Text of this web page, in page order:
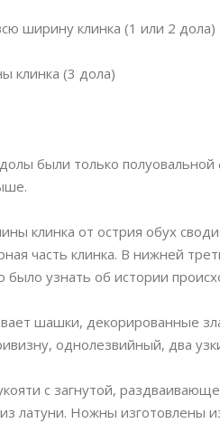
ширину клинка (1 или 2 дола)
клинка (3 дола)
были только
клинка от острия обух
часть клинка. В нижней
узнать об истории
шашки, декорированные
однолезвийный, два
с загнутой,
латуни. Ножны изготовлены